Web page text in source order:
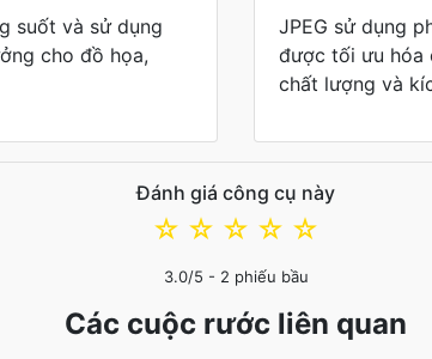
suốt và sử dụng
cho đồ họa,
JPEG sử dụng
được tối ưu hóa
chất lượng và
Đánh giá công cụ này
☆
☆
☆
☆
☆
3.0/5 - 2 phiếu bầu
Các cuộc rước liên quan